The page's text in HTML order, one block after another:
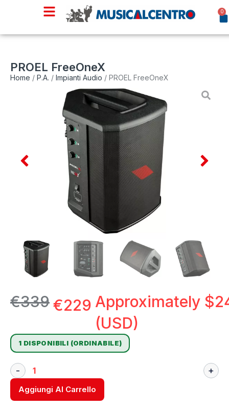
0
PROEL FreeOneX
Home / P.A. / Impianti Audio / PROEL FreeOneX
€339€229 Approximately $
(USD)
1 DISPONIBILI (ORDINABILE)
Aggiungi Al Carrello